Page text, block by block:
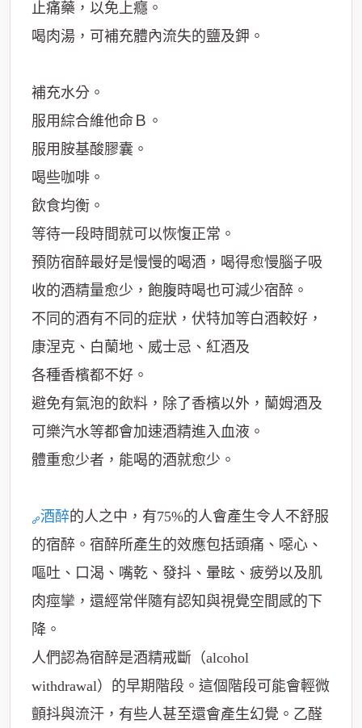
止痛藥，以免上癮。
喝肉湯，可補充體內流失的鹽及鉀。
補充水分。
服用綜合維他命Ｂ。
服用胺基酸膠囊。
喝些咖啡。
飲食均衡。
等待一段時間就可以恢愎正常。
預防宿醉最好是慢慢的喝酒，喝得愈慢腦子吸
收的酒精量愈少，飽腹時喝也可減少宿醉。
不同的酒有不同的症狀，伏特加等白酒較好，
康涅克、白蘭地、威士忌、紅酒及
各種香檳都不好。
避免有氣泡的飲料，除了香檳以外，蘭姆酒及
可樂汽水等都會加速酒精進入血液。
體重愈少者，能喝的酒就愈少。
酒醉的人之中，有75%的人會產生令人不舒服
的宿醉。宿醉所產生的效應包括頭痛、噁心、
嘔吐、口渴、嘴乾、發抖、暈眩、疲勞以及肌
肉痙攣，還經常伴隨有認知與視覺空間感的下
降。
人們認為宿醉是酒精戒斷（alcohol
withdrawal）的早期階段。這個階段可能會輕微
顫抖與流汗，有些人甚至還會產生幻覺。乙醛